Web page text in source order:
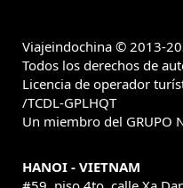
Viajeindochina © 2013-
Todos los derechos de
Licencia de operador
/TCDL-GPLHQT
Un miembro del GRUPO
HANOI - VIETNAM